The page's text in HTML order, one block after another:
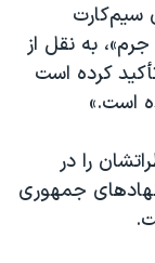
سیم‌کارت
به نقل از
کرده است
است.»
را در
جمهوری